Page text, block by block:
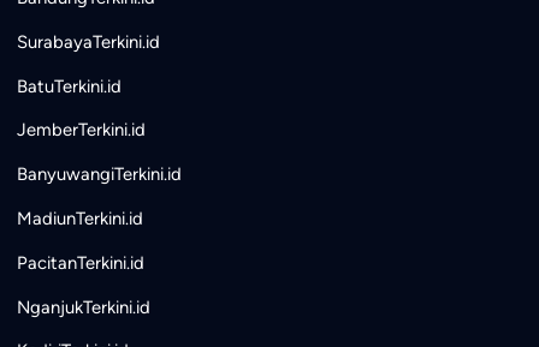
SurabayaTerkini.id
BatuTerkini.id
JemberTerkini.id
BanyuwangiTerkini.id
MadiunTerkini.id
PacitanTerkini.id
NganjukTerkini.id